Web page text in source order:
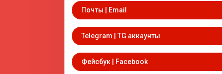
Почты | Email
Telegram | TG аккаунты
Фейсбук | Facebook